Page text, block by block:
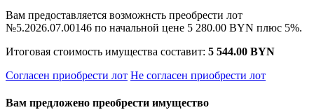
Вам предоставляется возможнсть преобрести лот
№5.2026.07.00146 по начальной цене 5 280.00 BYN плюс 5%.
Итоговая стоимость имущества составит: 5 544.00 BYN
Согласен приобрести лот Не согласен приобрести лот
Вам предложено преобрести имущество